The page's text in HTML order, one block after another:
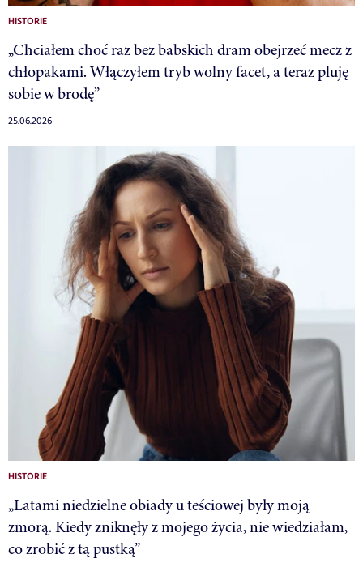
HISTORIE
„Chciałem choć raz bez babskich dram obejrzeć mecz z
chłopakami. Włączyłem tryb wolny facet, a teraz pluję
sobie w brodę”
25.06.2026
HISTORIE
„Latami niedzielne obiady u teściowej były moją
zmorą. Kiedy zniknęły z mojego życia, nie wiedziałam,
co zrobić z tą pustką”